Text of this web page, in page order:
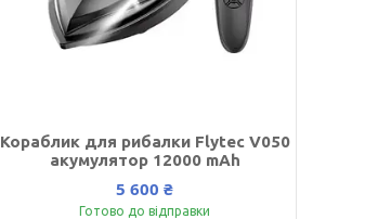
Кораблик для рибалки Flytec V050
акумулятор 12000 mAh
5 600 ₴
Готово до відправки